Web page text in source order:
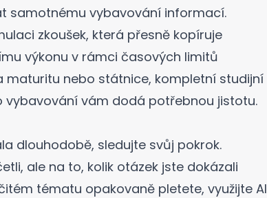
samotnému vybavování informací.
zkoušek, která přesně kopíruje
výkonu v rámci časových limitů
maturitu nebo státnice, kompletní studijní
vám dodá potřebnou jistotu.
dlouhodobě, sledujte svůj pokrok.
ale na to, kolik otázek jste dokázali
tématu opakovaně pletete, využijte AI